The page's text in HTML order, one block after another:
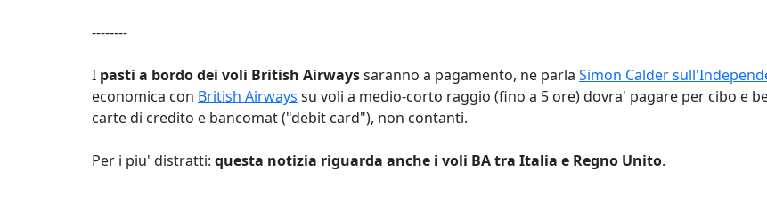
--------
I pasti a bordo dei voli British Airwayssaranno a pagamento, ne parla Simon Calder
economica con British Airways su voli a medio-corto raggio (fino a 5 ore) dovra' pagare per cibo e
carte di credito e bancomat ("debit card"), non contanti.
Per i piu' distratti: questa notizia riguarda anche i voli BA tra Italia e Regno Unito.